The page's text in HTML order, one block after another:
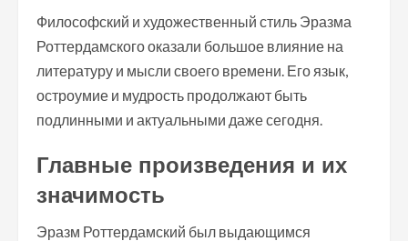
Философский и художественный стиль Эразма
Роттердамского оказали большое влияние на
литературу и мысли своего времени. Его язык,
остроумие и мудрость продолжают быть
подлинными и актуальными даже сегодня.
Главные произведения и их
значимость
Эразм Роттердамский был выдающимся